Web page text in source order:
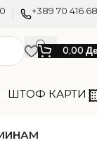
+389 70 416
0,00
ШТОФ КАРТИ